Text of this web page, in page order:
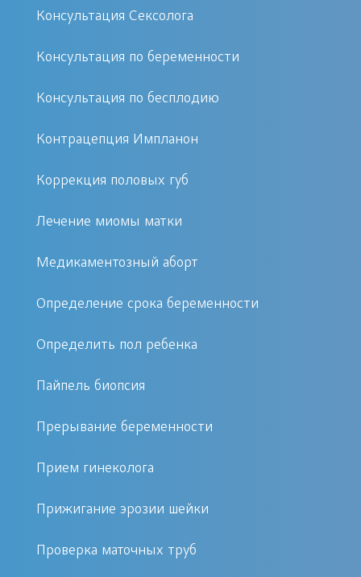
Выбирая клинику «Первый Доктор»
для прохождения лазеротерапии, вы
получаете следующие преимущества:
Высококвалифицированные
Современное оборудование
Положительные отзывы
Перед проведением сеанса
проконсультироваться с врачом. В
предварительная сдача анализов,
чтобы исключить противопоказания.
Специалист также может
порекомендовать специальную
Консультация Сексолога
Консультация по беременности
Консультация по бесплодию
Контрацепция Импланон
Коррекция половых губ
Лечение миомы матки
Медикаментозный аборт
Определение срока беременности
Определить пол ребенка
Пайпель биопсия
Прерывание беременности
Прием гинеколога
Прижигание эрозии шейки
Проверка маточных труб